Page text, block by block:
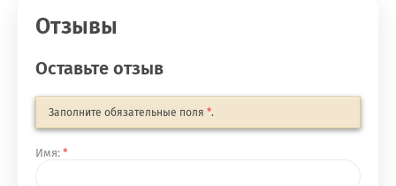
Отзывы
Оставьте отзыв
Заполните обязательные поля *.
Имя: *